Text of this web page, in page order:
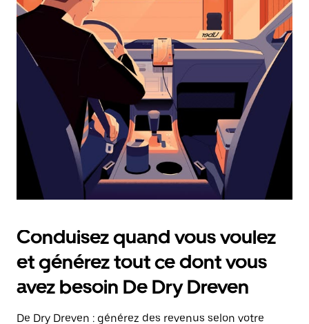
sélectionner
une
date.
Appuyez
sur
touche
pour
fermer
le
calendrier.
Conduisez quand vous voulez
et générez tout ce dont vous
avez besoin De Dry Dreven
De Dry Dreven : générez des revenus selon votre